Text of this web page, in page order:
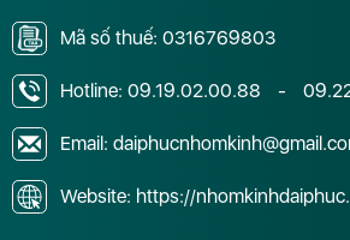
Mã số thuế: 0316769803
Hotline: 09.19.02.00.88 -
Email:
Website: https://